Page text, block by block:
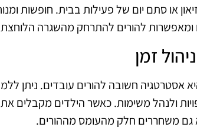
או סתם יום של פעילות בבית. חופשות
ומאפשרות להורים להתרחק מהשגרה
זמן
אסטרטגיה חשובה להורים עובדים. ניתן
ולנהל משימות. כאשר הילדים מקבלים
גם משחררים חלק מהעומס מההורים.